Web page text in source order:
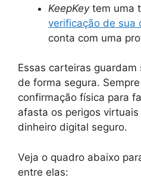
KeepKeytem uma
verificação de sua
conta com uma
Essas carteiras
de forma segura.
confirmação física para
afasta os perigos
dinheiro digital seguro.
Veja o quadro abaixo
entre elas: